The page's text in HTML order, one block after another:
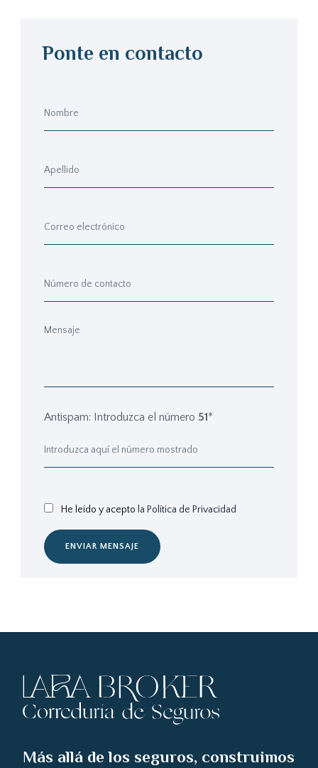
Ponte en contacto
Antispam: Introduzca el número 51*
He leído y acepto la Política de Privacidad
ENVIAR MENSAJE
Más allá de los seguros, construimos